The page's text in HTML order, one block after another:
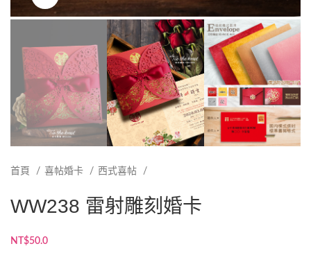
首頁 喜帖婚卡 西式喜帖
WW238 雷射雕刻婚卡
NT$50.0